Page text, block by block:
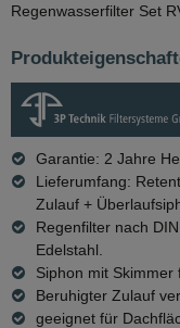
Regenwasserfilter Set
Garantie: 2 Jahre
Lieferumfang:
Zulauf +
Regenfilter nach
Edelstahl.
Siphon mit Skimmer
Beruhigter Zulauf
geeignet für